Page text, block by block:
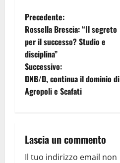
Precedente:
Rossella Brescia: “Il segreto
per il successo? Studio e
disciplina”
Successivo:
DNB/D, continua il dominio di
Agropoli e Scafati
Lascia un commento
Il tuo indirizzo email non